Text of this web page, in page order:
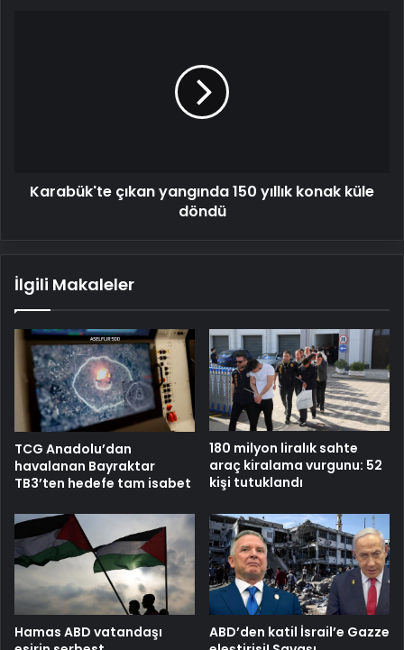
Karabük'te çıkan yangında 150 yıllık konak küle
döndü
İlgili Makaleler
TCG Anadolu’dan
havalanan Bayraktar
TB3’ten hedefe tam isabet
180 milyon liralık sahte
araç kiralama vurgunu: 52
kişi tutuklandı
Hamas ABD vatandaşı
ABD’den katil İsrail’e Gazze